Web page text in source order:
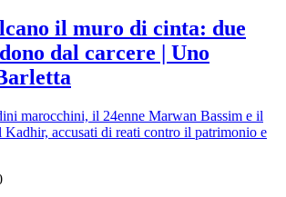
il muro di cinta: due
dal carcere | Uno
marocchini, il 24enne Marwan Bassim e il
Kadhir, accusati di reati contro il patrimonio e